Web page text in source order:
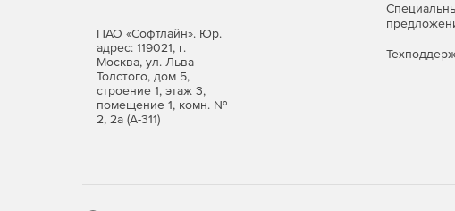
ПАО «Софтлайн». Юр.
адрес: 119021, г.
Москва, ул. Льва
Толстого, дом 5,
строение 1, этаж 3,
помещение 1, комн. №
2, 2а (А-311)